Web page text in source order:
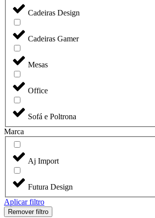
Cadeiras Design
Cadeiras Gamer
Mesas
Office
Sofá e Poltrona
Marca
Aj Import
Futura Design
Aplicar filtro
Remover filtro